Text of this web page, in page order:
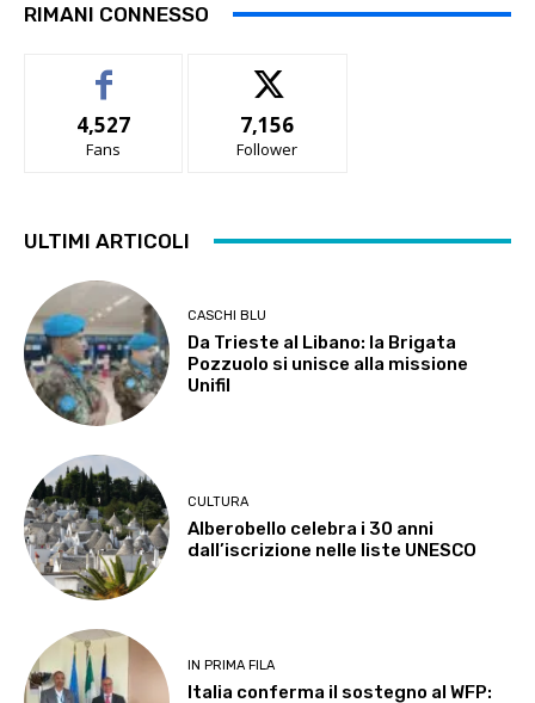
RIMANI CONNESSO
4,527
Fans
7,156
Follower
ULTIMI ARTICOLI
CASCHI BLU
Da Trieste al Libano: la Brigata
Pozzuolo si unisce alla missione
Unifil
CULTURA
Alberobello celebra i 30 anni
dall’iscrizione nelle liste UNESCO
IN PRIMA FILA
Italia conferma il sostegno al WFP: